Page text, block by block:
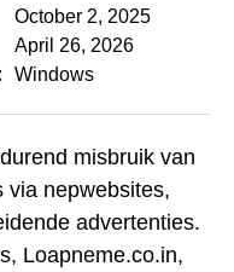
October 2, 2025
April 26, 2026
Windows
misbruik van
via nepwebsites,
advertenties.
Loapneme.co.in,